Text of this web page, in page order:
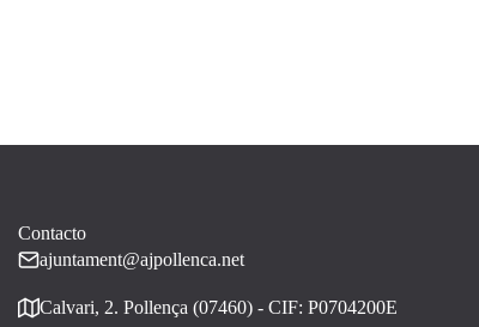
Contacto
ajuntament@ajpollenca.net
Calvari, 2. Pollença (07460) - CIF: P0704200E